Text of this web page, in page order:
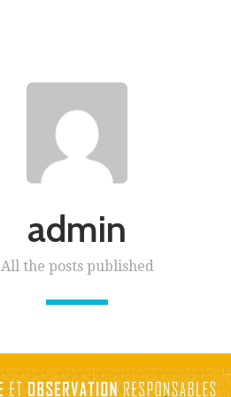
admin
All the posts published